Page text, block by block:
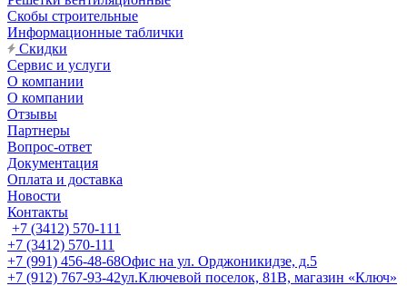
Скобы строительные
Информационные таблички
Скидки
Сервис и услуги
О компании
О компании
Отзывы
Партнеры
Вопрос-ответ
Документация
Оплата и доставка
Новости
Контакты
+7 (3412) 570-111
+7 (3412) 570-111
+7 (991) 456-48-68Офис на ул. Орджоникидзе, д.5
+7 (912) 767-93-42ул.Ключевой поселок, 81В, магазин «Ключ»